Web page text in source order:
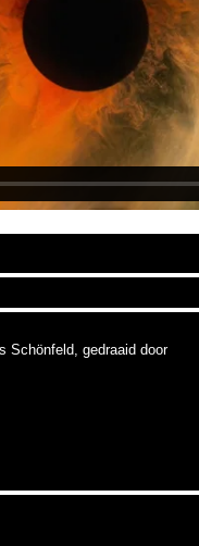
Schönfeld, gedraaid door